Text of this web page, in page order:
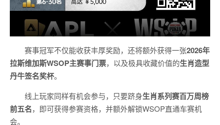
赛事冠军不仅能收获丰厚奖励，还将额外获得一张2026年
拉斯维加斯WSOP主赛事门票，以及极具收藏价值的生肖造型
丹牛签名奖杯。
线上玩家同样有机会参与，只要跻身生肖系列赛百万周榜
前五名，即可获得参赛资格，并额外解锁WSOP直通车赛机
会。